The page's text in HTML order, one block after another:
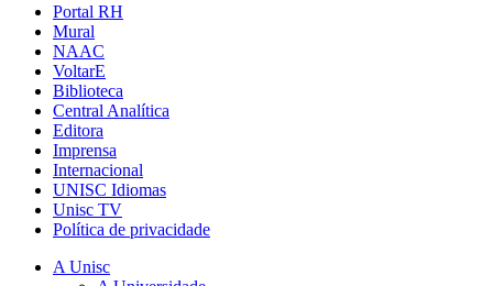
Portal RH
Mural
NAAC
VoltarE
Biblioteca
Central Analítica
Editora
Imprensa
Internacional
UNISC Idiomas
Unisc TV
Política de privacidade
A Unisc